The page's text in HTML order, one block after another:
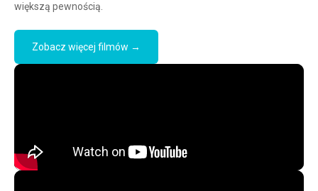
większą pewnością.
Zobacz więcej filmów →